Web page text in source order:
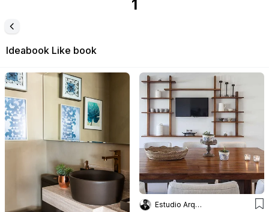
1
Ideabook Like book
Estudio Arq Daniel Tarrio